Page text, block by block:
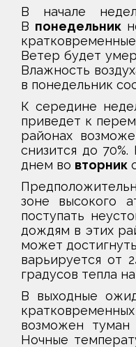
В начале
В понедельник
Ветер будет
Влажность
в понедельник
К середине
приведет к
районах
снизится до
днем во вторник
зоне высокого
поступать
дождям в этих
может
варьируется от
градусов тепла
В выходные
возможен туман
Ночные